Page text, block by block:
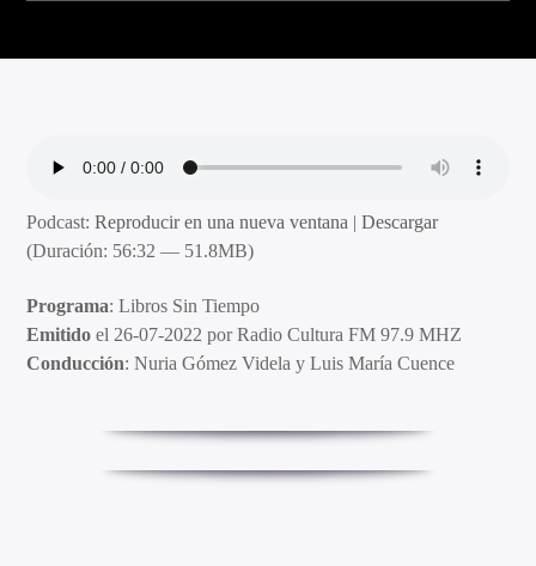
Podcast:Reproducir en una nueva ventana |Descargar
(Duración: 56:32 — 51.8MB)
Programa: Libros Sin Tiempo
Emitido el 26-07-2022 por Radio Cultura FM 97.9 MHZ
Conducción: Nuria Gómez Videla y Luis María Cuence